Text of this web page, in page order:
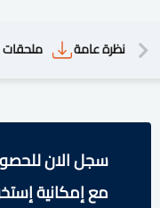
نظرة عامة
سجل الان
مع إمكانية